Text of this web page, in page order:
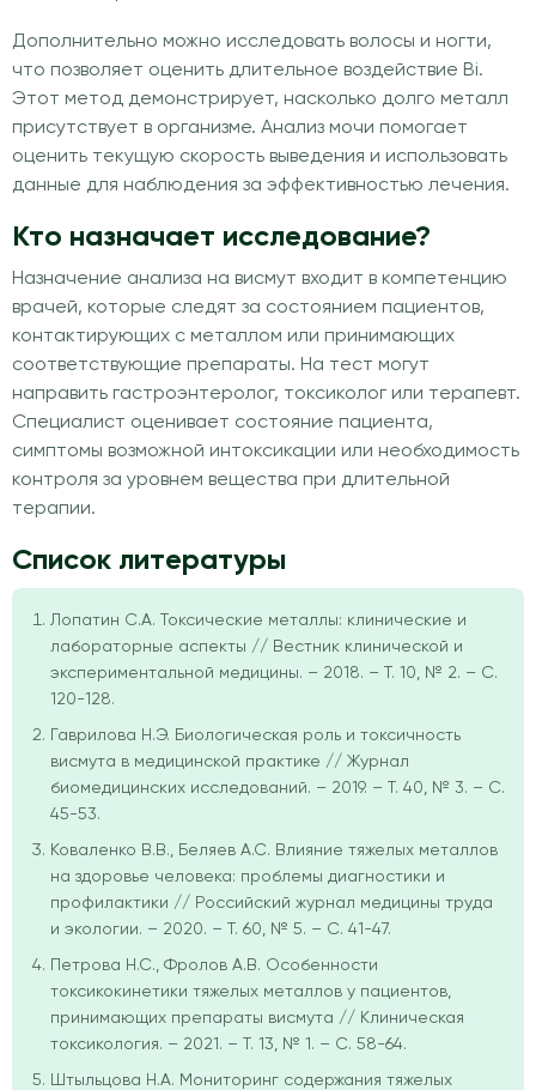
Дополнительно можно исследовать волосы и ногти,
что позволяет оценить длительное воздействие Bi.
Этот метод демонстрирует, насколько долго металл
присутствует в организме. Анализ мочи помогает
оценить текущую скорость выведения и использовать
данные для наблюдения за эффективностью лечения.
Кто назначает исследование?
Назначение анализа на висмут входит в компетенцию
врачей, которые следят за состоянием пациентов,
контактирующих с металлом или принимающих
соответствующие препараты. На тест могут
направить гастроэнтеролог, токсиколог или терапевт.
Специалист оценивает состояние пациента,
симптомы возможной интоксикации или необходимость
контроля за уровнем вещества при длительной
терапии.
Список литературы
Лопатин С.А. Токсические металлы: клинические и
лабораторные аспекты // Вестник клинической и
экспериментальной медицины. – 2018. – Т. 10, № 2. – С.
120-128.
Гаврилова Н.Э. Биологическая роль и токсичность
висмута в медицинской практике // Журнал
биомедицинских исследований. – 2019. – Т. 40, № 3. – С.
45-53.
Коваленко В.В., Беляев А.С. Влияние тяжелых металлов
на здоровье человека: проблемы диагностики и
профилактики // Российский журнал медицины труда
и экологии. – 2020. – Т. 60, № 5. – С. 41-47.
Петрова Н.С., Фролов А.В. Особенности
токсикокинетики тяжелых металлов у пациентов,
принимающих препараты висмута // Клиническая
токсикология. – 2021. – Т. 13, № 1. – С. 58-64.
Штыльцова Н.А. Мониторинг содержания тяжелых